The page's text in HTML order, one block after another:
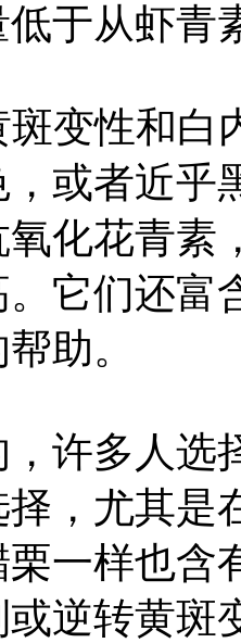
于从虾青
斑变性和白
或者近乎
化花青素
它们还富
助。
许多人选
，尤其是
一样也含
逆转黄斑